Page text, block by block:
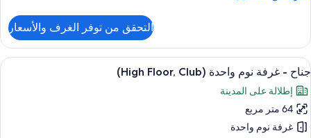
جناح
غرفة
واحدة
للمدخنين
(High
التحقق من توفر الغرف والأسعار
استعراض
جميع
صور
جناح
-
7
جناح - غرفة نوم واحدة (High Floor, Club)
إطلالة على المدينة
64 متر مربع
غرفة نوم واحدة